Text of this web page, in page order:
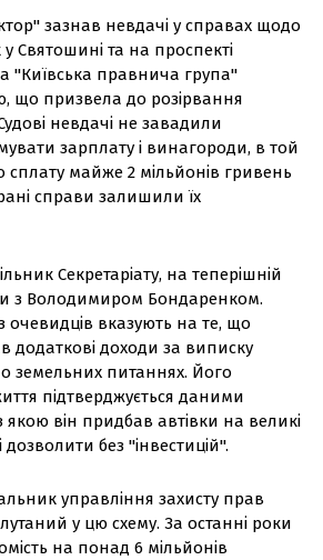
зазнав невдачі у справах щодо
Святошині та на проспекті
"Київська правнича група"
що призвела до розірвання
невдачі не завадили
зарплату і винагороди, в той
сплату майже 2 мільйонів гривень
справи залишили їх
Секретаріату, на теперішній
з Володимиром Бондаренком.
очевидців вказують на те, що
додаткові доходи за виписку
земельних питаннях. Його
підтверджується даними
якою він придбав автівки на великі
дозволити без "інвестицій".
управління захисту прав
у цю схему. За останні роки
на понад 6 мільйонів